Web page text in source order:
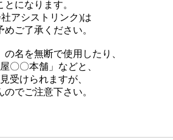
になります。
アシストリンク)は
ご了承ください。
名を無断で使用したり、
〇〇本舗」などと、
受けられますが、
でご注意下さい。